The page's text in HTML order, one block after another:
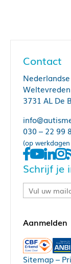
Contact
3731 AL De
030 – 22 99
(op
Schrijf je
Sitemap–